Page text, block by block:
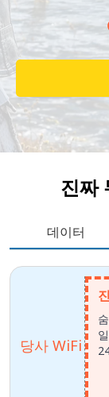
진짜
데이터
당사 WiFi